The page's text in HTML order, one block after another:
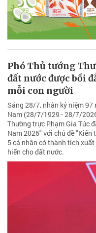
Phó Thủ tướng
đất nước được bồi
mỗi con người
Sáng 28/7, nhân kỷ niệm
Nam (28/7/1929 - 28/7/
Thường trực Phạm Gia Túc
Nam 2026" với chủ đề "Kiến
5 cá nhân có thành tích
hiến cho đất nước.